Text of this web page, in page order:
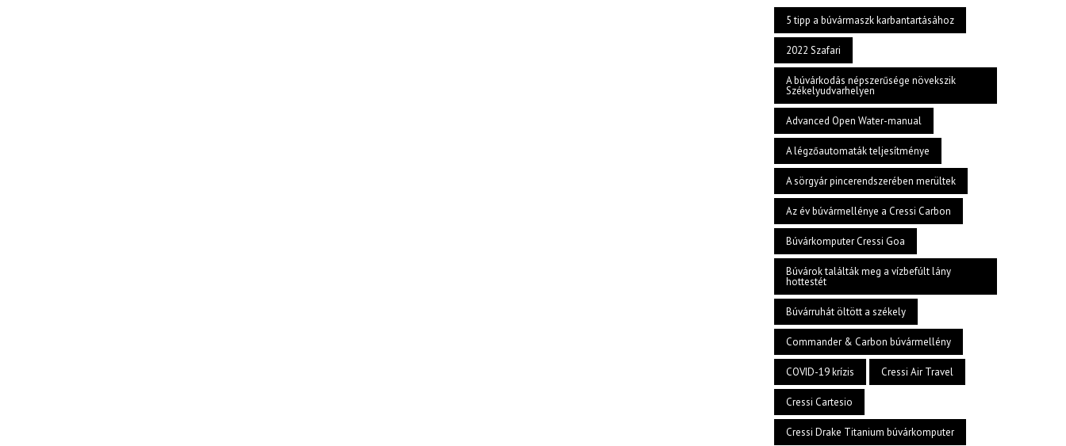
5 tipp a búvármaszk karbantartásához
2022 Szafari
A búvárkodás népszerűsége növekszik
Székelyudvarhelyen
Advanced Open Water-manual
A légzőautomaták teljesítménye
A sörgyár pincerendszerében merültek
Az év búvármellénye a Cressi Carbon
Búvárkomputer Cressi Goa
Búvárok találták meg a vízbefúlt lány
hottestét
Búvárruhát öltött a székely
Commander & Carbon búvármellény
COVID-19 krízis Cressi Air Travel
Cressi Cartesio
Cressi Drake Titanium búvárkomputer